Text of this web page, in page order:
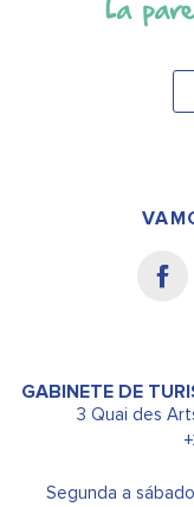
GABINETE DE
3 Quai des
Segunda a